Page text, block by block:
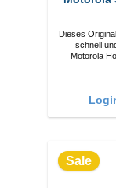
Dieses
schnell und
Motorola
Sale